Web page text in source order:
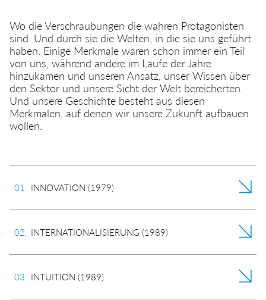
Mehrfachsteckverbinder
Mehrfachsteckverbinder
Funktionsverschraubungen
Zerstäubung
Transport
Hydraulik
EN IT DE CN
Wo die Verschraubungen die wahren Protagonisten
sind. Und durch sie die Welten, in die sie uns geführt
haben. Einige Merkmale waren schon immer ein Teil
von uns, während andere im Laufe der Jahre
hinzukamen und unseren Ansatz, unser Wissen über
den Sektor und unsere Sicht der Welt bereicherten.
Und unsere Geschichte besteht aus diesen
Merkmalen, auf denen wir unsere Zukunft aufbauen
wollen.
01 INNOVATION (1979)
02 INTERNATIONALISIERUNG (1989)
03 INTUITION (1989)